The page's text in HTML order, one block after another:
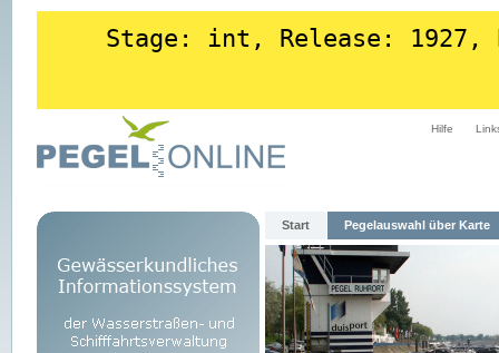
Stage: int, Release: 1927,
Hilfe
Start Pegelauswahl über Karte